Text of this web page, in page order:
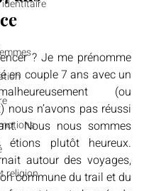
religion
? Je me prénomme
en couple 7 ans avec un
(ou
nous n’avons pas réussi
Nous nous sommes
étions plutôt heureux.
autour des voyages,
commune du trail et du